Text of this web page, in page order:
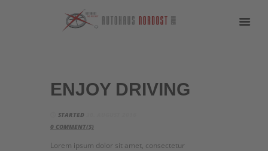
ENJOY DRIVING
STARTED
0 COMMENT(S)
Lorem ipsum dolor sit amet, consectetur